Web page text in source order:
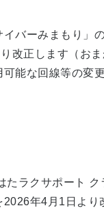
イバーみまもり」
改正します（お
可能な回線等の変
たラクサポート ク
2026年4月1日より